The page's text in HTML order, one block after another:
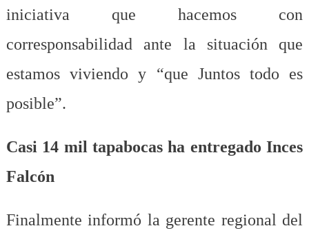
iniciativa que hacemos con
corresponsabilidad ante la situación que
estamos viviendo y “que Juntos todo es
posible”.
Casi 14 mil tapabocas ha entregado Inces
Falcón
Finalmente informó la gerente regional del